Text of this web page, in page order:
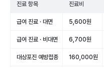
진료 항목 진료비
급여 진료 · 대면 5,600원
급여 진료 · 비대면 6,700원
대상포진 예방접종 160,000원